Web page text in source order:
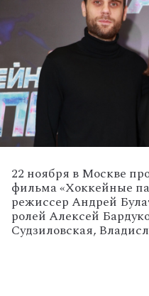
22 ноября в Москве
фильма «Хоккейные
режиссер Андрей
ролей Алексей
Судзиловская,